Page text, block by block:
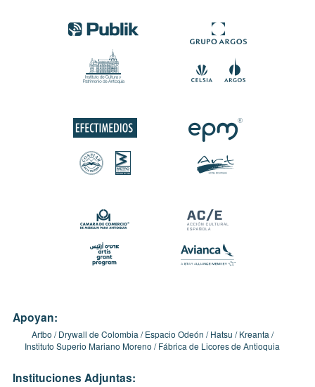
Apoyan:
Artbo Drywall de Colombia Espacio Odeón Hatsu
Kreanta
Instituto Superio Mariano Moreno
Fábrica de Licores de Antioquia
Instituciones Adjuntas: